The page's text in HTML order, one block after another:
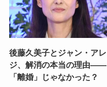
後藤久美子とジャン・アレ
ジ、解消の本当の理由——
「離婚」じゃなかった？